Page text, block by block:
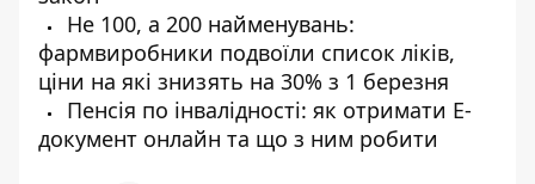
Не 100, а 200 найменувань:
фармвиробники подвоїли список ліків,
ціни на які знизять на 30% з 1 березня
Пенсія по інвалідності: як отримати Е-
документ онлайн та що з ним робити